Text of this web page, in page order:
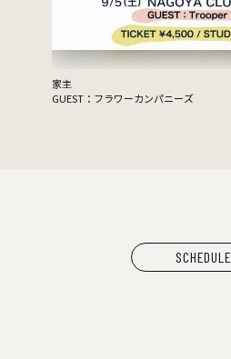
家主
GUEST：フラワーカンパニーズ
SCHEDULE